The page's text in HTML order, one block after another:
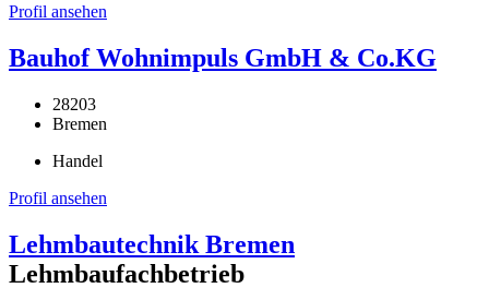
Profil ansehen
Bauhof Wohnimpuls GmbH & Co.KG
28203
Bremen
Handel
Profil ansehen
Lehmbautechnik Bremen
Lehmbaufachbetrieb